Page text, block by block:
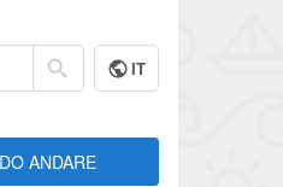
IT
ANDARE